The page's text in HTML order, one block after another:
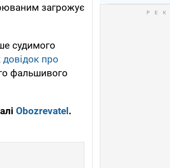
загрожує
судимого
про
фальшивого
Obozrevatel.